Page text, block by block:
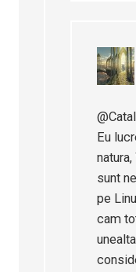
Eu
sunt
pe
cam